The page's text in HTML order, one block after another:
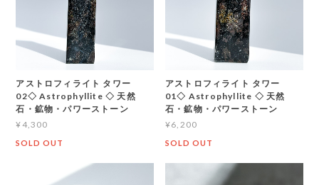
アストロフィライト タワー
02◇ Astrophyllite ◇ 天然
石・鉱物・パワーストーン
¥4,300
SOLD OUT
アストロフィライト タワー
01◇ Astrophyllite ◇ 天然
石・鉱物・パワーストーン
¥6,200
SOLD OUT